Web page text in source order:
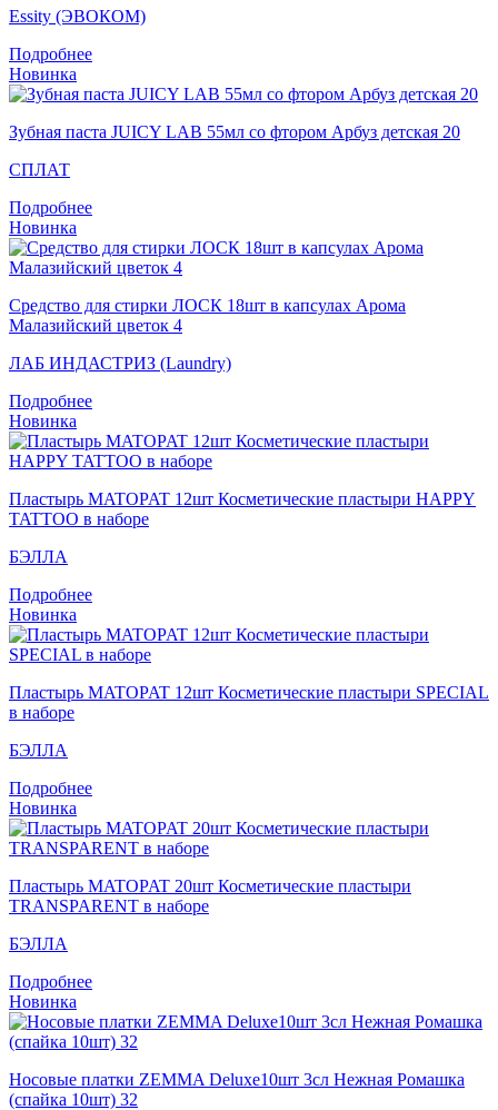
Essity (ЭВОКОМ)
Подробнее
Новинка
Зубная паста JUICY LAB 55мл со фтором Арбуз детская 20
СПЛАТ
Подробнее
Новинка
Средство для стирки ЛОСК 18шт в капсулах Арома
Малазийский цветок 4
ЛАБ ИНДАСТРИЗ (Laundry)
Подробнее
Новинка
Пластырь MATOPAT 12шт Косметические пластыри HAPPY
TATTOO в наборе
БЭЛЛА
Подробнее
Новинка
Пластырь MATOPAT 12шт Косметические пластыри SPECIAL
в наборе
БЭЛЛА
Подробнее
Новинка
Пластырь MATOPAT 20шт Косметические пластыри
TRANSPARENT в наборе
БЭЛЛА
Подробнее
Новинка
Носовые платки ZEMMA Deluxe10шт 3сл Нежная Ромашка
(спайка 10шт) 32